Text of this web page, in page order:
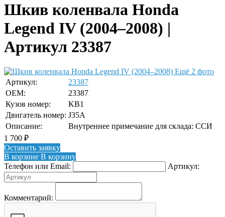
Шкив коленвала Honda
Legend IV (2004–2008) |
Артикул 23387
Ещё 2 фото
Артикул:
23387
OEM:
23387
Кузов номер:
KB1
Двигатель номер: J35A
Описание:
Внутреннее примечание для склада: ССИ
1 700 ₽
Оставить заявку
В корзине В корзину
Телефон или Email:
Артикул:
Комментарий: